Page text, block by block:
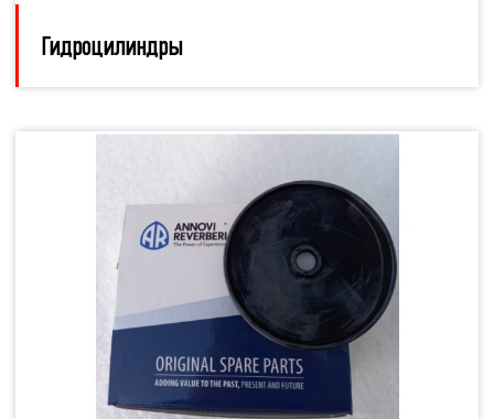
Гидроцилиндры